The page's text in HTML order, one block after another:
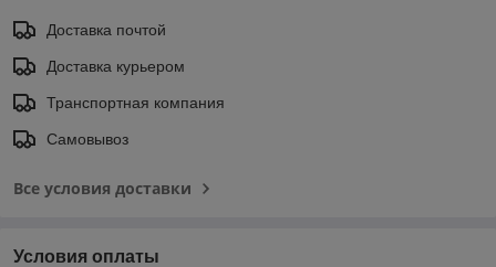
Доставка почтой
Доставка курьером
Транспортная компания
Самовывоз
Все условия доставки
Условия оплаты